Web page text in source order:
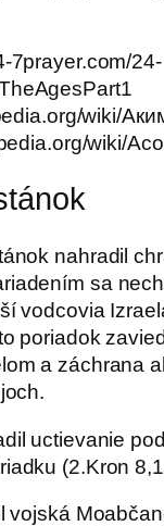
7prayer.com/24-
wiki/
wiki/
nahradil
sa
vodcovia
poriadok
a záchrana
uctievanie
(2.Kron
vojská